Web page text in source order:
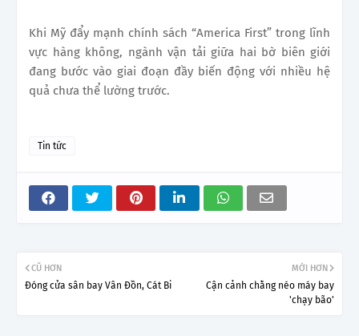
Khi Mỹ đẩy mạnh chính sách “America First” trong lĩnh
vực hàng không, ngành vận tải giữa hai bờ biên giới
đang bước vào giai đoạn đầy biến động với nhiều hệ
quả chưa thể lường trước.
Tin tức
MỚI HƠN
Cận cảnh chằng néo máy bay
'chạy bão'
CŨ HƠN
Đóng cửa sân bay Vân Đồn, Cát Bi